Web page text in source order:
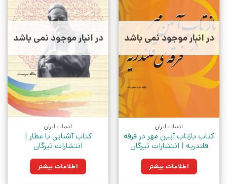
در انبار موجود نمی باشد
ادبیات ایران
کتاب بازتاب آیین مهر در فرقه
قلندریه | انتشارات تیرگان
اطلاعات بیشتر
در انبار موجود نمی باشد
ادبیات ایران
کتاب آشنایی با عطار |
انتشارات تیرگان
اطلاعات بیشتر